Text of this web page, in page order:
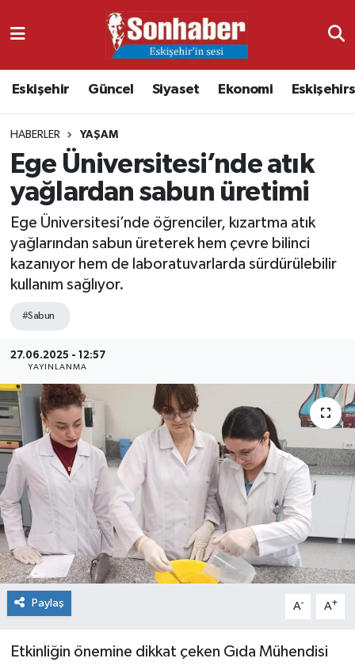
Eskişehir Güncel Siyaset Ekonomi
HABERLER YAŞAM
Ege Üniversitesi’nde atık
yağlardan sabun üretimi
Ege Üniversitesi’nde öğrenciler, kızartma atık
yağlarından sabun üreterek hem çevre bilinci
kazanıyor hem de laboratuvarlarda sürdürülebilir
kullanım sağlıyor.
#Sabun
27.06.2025 - 12:57
YAYINLANMA
Paylaş A- A+
Etkinliğin önemine dikkat çeken Gıda Mühendisi
Ekonomi
Güncel
Kültür & Sanat
Magazin
Siyaset
Spor
Nöbetçi Eczaneler
Namaz Vakitleri
Trafik Durumu
Süper Lig Puan Durumu ve Fikstür
Tüm Manşetler